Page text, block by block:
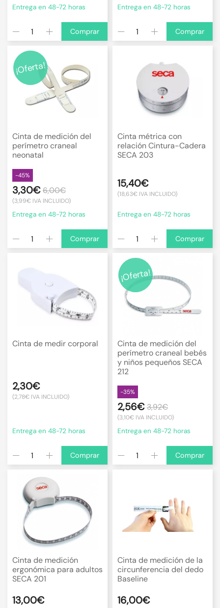
Entrega en 48-72 horas
Comprar
Entrega en 48-72 horas
Comprar
¡Oferta!
Cinta de medición del
perímetro craneal
neonatal
-45%
3,30€6,00€
(3,99€ IVA INCLUIDO)
Entrega en 48-72 horas
Comprar
Cinta métrica con
relación Cintura-Cadera
SECA 203
15,40€
(18,63€ IVA INCLUIDO)
Entrega en 48-72 horas
Comprar
Cinta de medir corporal
2,30€
(2,78€ IVA INCLUIDO)
Entrega en 48-72 horas
Comprar
¡Oferta!
Cinta de medición del
perímetro craneal bebés
y niños pequeños SECA
212
-35%
2,56€3,92€
(3,10€ IVA INCLUIDO)
Entrega en 48-72 horas
Comprar
Cinta de medición
ergonómica para adultos
SECA 201
13,00€
Cinta de medición de la
circunferencia del dedo
Baseline
16,00€